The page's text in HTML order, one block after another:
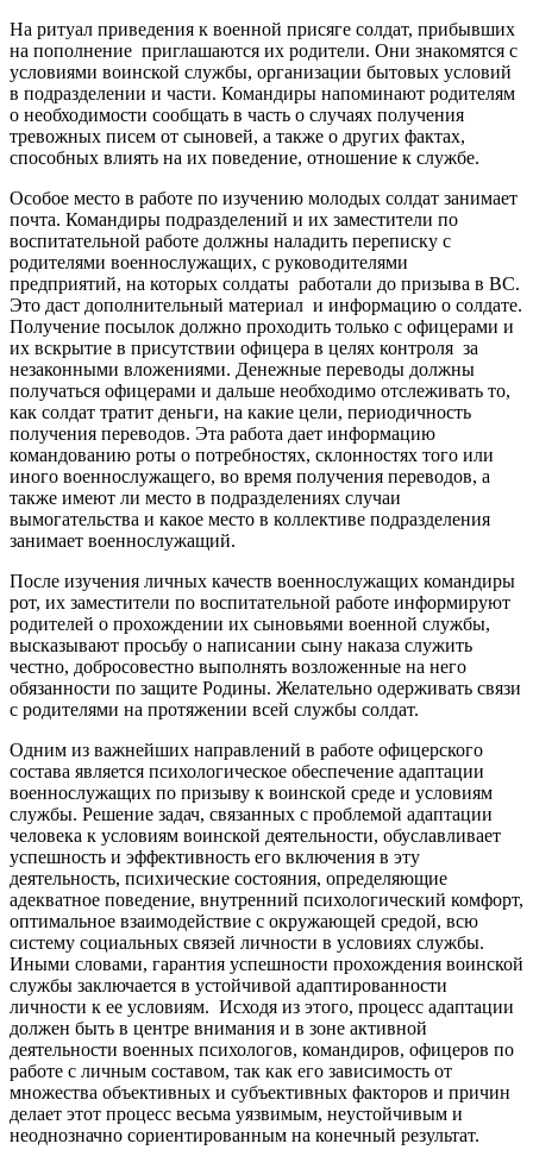
На ритуал приведения к военной присяге солдат, прибывших
на пополнение приглашаются их родители. Они знакомятся с
условиями воинской службы, организации бытовых условий
в подразделении и части. Командиры напоминают родителям
о необходимости сообщать в часть о случаях получения
тревожных писем от сыновей, а также о других фактах,
способных влиять на их поведение, отношение к службе.
Особое место в работе по изучению молодых солдат занимает
почта. Командиры подразделений и их заместители по
воспитательной работе должны наладить переписку с
родителями военнослужащих, с руководителями
предприятий, на которых солдаты работали до призыва в ВС.
Это даст дополнительный материал и информацию о солдате.
Получение посылок должно проходить только с офицерами и
их вскрытие в присутствии офицера в целях контроля за
незаконными вложениями. Денежные переводы должны
получаться офицерами и дальше необходимо отслеживать то,
как солдат тратит деньги, на какие цели, периодичность
получения переводов. Эта работа дает информацию
командованию роты о потребностях, склонностях того или
иного военнослужащего, во время получения переводов, а
также имеют ли место в подразделениях случаи
вымогательства и какое место в коллективе подразделения
занимает военнослужащий.
После изучения личных качеств военнослужащих командиры
рот, их заместители по воспитательной работе информируют
родителей о прохождении их сыновьями военной службы,
высказывают просьбу о написании сыну наказа служить
честно, добросовестно выполнять возложенные на него
обязанности по защите Родины. Желательно одерживать связи
с родителями на протяжении всей службы солдат.
Одним из важнейших направлений в работе офицерского
состава является психологическое обеспечение адаптации
военнослужащих по призыву к воинской среде и условиям
службы. Решение задач, связанных с проблемой адаптации
человека к условиям воинской деятельности, обуславливает
успешность и эффективность его включения в эту
деятельность, психические состояния, определяющие
адекватное поведение, внутренний психологический комфорт,
оптимальное взаимодействие с окружающей средой, всю
систему социальных связей личности в условиях службы.
Иными словами, гарантия успешности прохождения воинской
службы заключается в устойчивой адаптированности
личности к ее условиям. Исходя из этого, процесс адаптации
должен быть в центре внимания и в зоне активной
деятельности военных психологов, командиров, офицеров по
работе с личным составом, так как его зависимость от
множества объективных и субъективных факторов и причин
делает этот процесс весьма уязвимым, неустойчивым и
неоднозначно сориентированным на конечный результат.